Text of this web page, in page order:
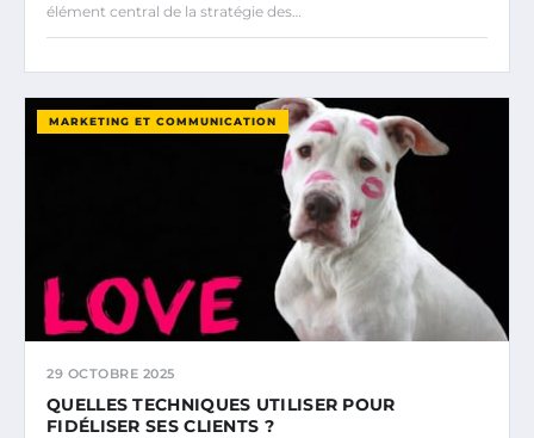
élément central de la stratégie des…
MARKETING ET COMMUNICATION
29 OCTOBRE 2025
QUELLES TECHNIQUES UTILISER POUR
FIDÉLISER SES CLIENTS ?